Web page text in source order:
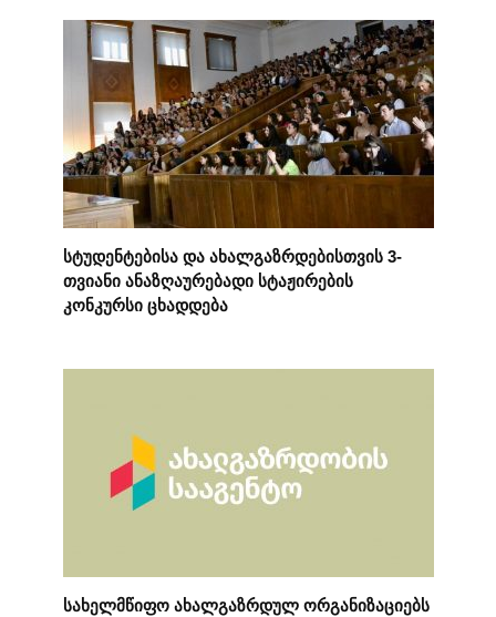
სტუდენტებისა და ახალგაზრდებისთვის 3-
თვიანი ანაზღაურებადი სტაჟირების
კონკურსი ცხადდება
სახელმწიფო ახალგაზრდულ ორგანიზაციებს